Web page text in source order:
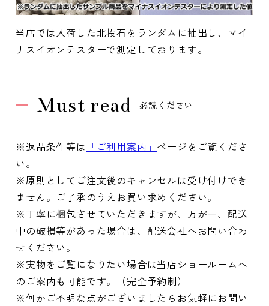
当店では入荷した北投石をランダムに抽出し、マイ
ナスイオンテスターで測定しております。
Must read 必読ください
※返品条件等は 「ご利用案内」 ページをご覧くださ
い。
※原則としてご注文後のキャンセルは受け付けでき
ません。ご了承のうえお買い求めください。
※丁寧に梱包させていただきますが、万が一、配送
中の破損等があった場合は、配送会社へお問い合わ
せください。
※実物をご覧になりたい場合は当店ショールームへ
のご案内も可能です。（完全予約制）
※何かご不明な点がございましたらお気軽にお問い